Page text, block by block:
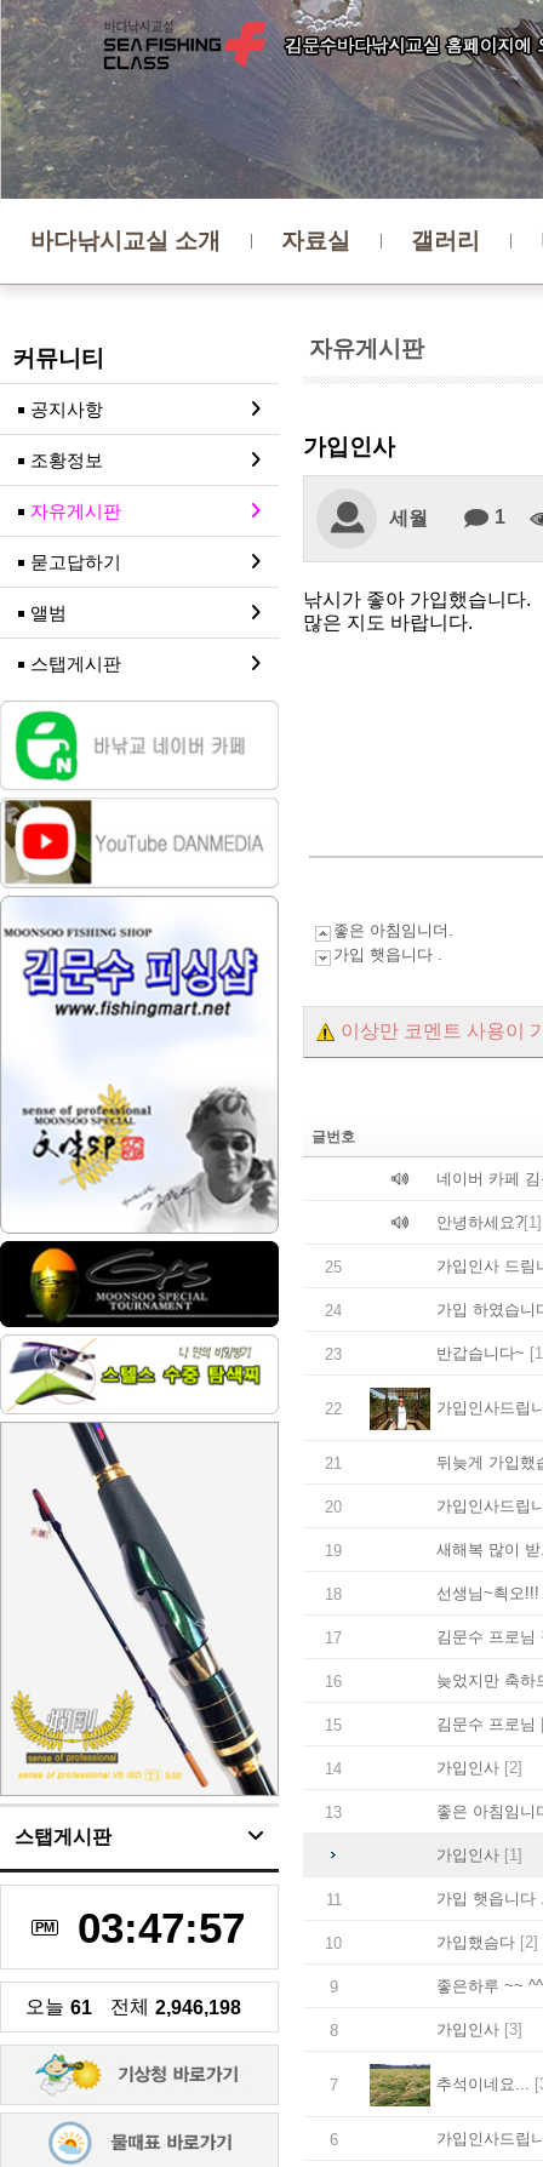
바다낚시교실 소개 자료실 갤러리
자유게시판
커뮤니티
공지사항
조황정보
자유게시판
묻고답하기
앨범
스탭게시판
스탭게시판
PM 03:47:58
오늘 61 전체 2,946,198
가입인사
세월 1
낚시가 좋아 가입했습니다.
많은 지도 바랍니다.
좋은 아침임니더.
가입 햇읍니다 .
이상만 코멘트 사용이
글번호
네이버 카페
안녕하세요?[1]
25 가입인사 드림
24 가입 하였습니
23 반갑습니다~
22 가입인사드립
21 뒤늦게 가입했
20 가입인사드립
19 새해복 많이
18 선생님~쵝오!!!
17 김문수 프로님
16 늦었지만 축하
15 김문수 프로님
14 가입인사 [2]
13 좋은 아침임니
가입인사 [1]
11 가입 햇읍니다
10 가입했슴다 [2]
9 좋은하루 ~~ ^^
8 가입인사 [3]
7 추석이네요...
6 가입인사드립